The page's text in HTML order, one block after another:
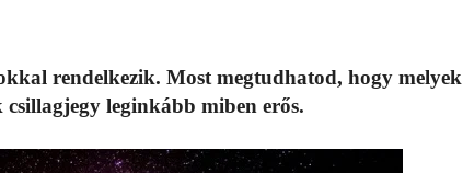
rendelkezik. Most megtudhatod, hogy melyek
leginkább miben erős.